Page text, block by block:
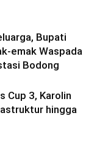
Bupati
emak Waspada
Bodong
Cup 3, Karolin
hingga